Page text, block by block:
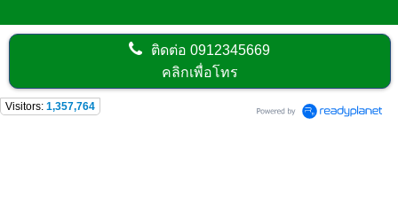
ติดต่อ0912345669
คลิกเพื่อโทร
Visitors: 1,357,764